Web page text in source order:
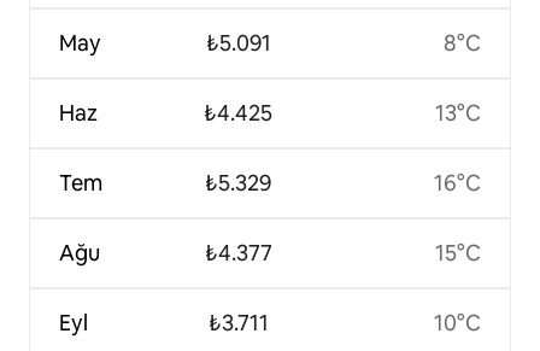
May
Haz
Tem
Ağu
Eyl
₺5.091
₺4.425
₺5.329
₺4.377
₺3.711
8°C
13°C
16°C
15°C
10°C